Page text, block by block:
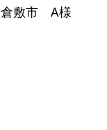
倉敷市 A様